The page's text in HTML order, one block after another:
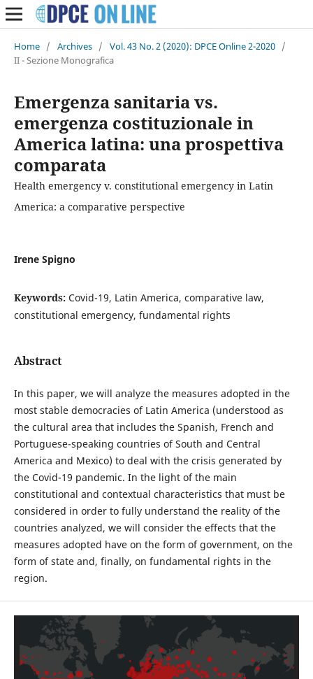
Home / Archives / Vol. 43 No. 2 (2020): DPCE Online 2-2020 /
II - Sezione Monografica
Emergenza sanitaria vs.
emergenza costituzionale in
America latina: una prospettiva
comparata
Health emergency v. constitutional emergency in Latin
America: a comparative perspective
Irene Spigno
Keywords: Covid-19, Latin America, comparative law,
constitutional emergency, fundamental rights
Abstract
In this paper, we will analyze the measures adopted in the
most stable democracies of Latin America (understood as
the cultural area that includes the Spanish, French and
Portuguese-speaking countries of South and Central
America and Mexico) to deal with the crisis generated by
the Covid-19 pandemic. In the light of the main
constitutional and contextual characteristics that must be
considered in order to fully understand the reality of the
countries analyzed, we will consider the effects that the
measures adopted have on the form of government, on the
form of state and, finally, on fundamental rights in the
region.